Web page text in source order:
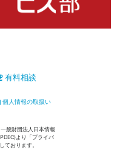
有料相談
個人情報の取扱い
般財団法人日本情報
より「プライバ
ております。